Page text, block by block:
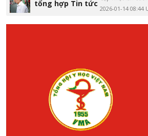
tổng hợp Tin tức
2026-01-14 08:44